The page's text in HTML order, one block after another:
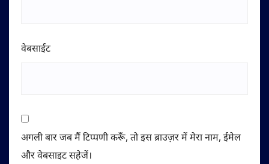
वेबसाईट
अगली बार जब मैं टिप्पणी करूँ, तो इस ब्राउज़र में मेरा नाम, ईमेल
और वेबसाइट सहेजें।